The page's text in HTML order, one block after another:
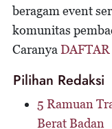
beragam event
komunitas
Caranya
Pilihan Redaksi
5 Ramuan
Berat Badan